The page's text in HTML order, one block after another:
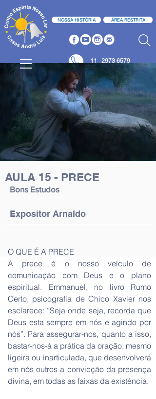
NOSSA HISTÓRIA ÁREA RESTRITA
11 2973 6579
11 2973 6580
AULA 15 - PRECE
Bons Estudos
Expositor Arnaldo
O QUE É A PRECE
A prece é o nosso veículo de
comunicação com Deus e o plano
espiritual. Emmanuel, no livro Rumo
Certo, psicografia de Chico Xavier nos
esclarece: “Seja onde seja, recorda que
Deus esta sempre em nós e agindo por
nós”. Para assegurar-nos, quanto a isso,
bastar-nos-á a prática da oração, mesmo
ligeira ou inarticulada, que desenvolverá
em nós outros a convicção da presença
divina, em todas as faixas da existência.